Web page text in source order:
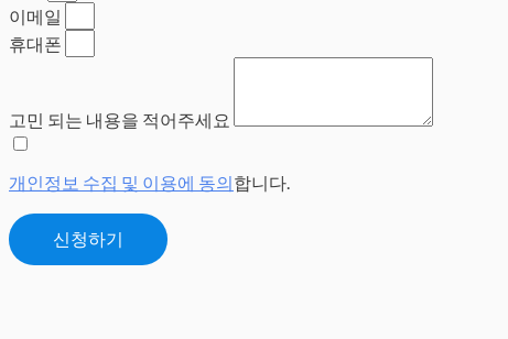
이메일
휴대폰
고민 되는 내용을 적어주세요
개인정보 수집 및 이용에 동의합니다.
신청하기